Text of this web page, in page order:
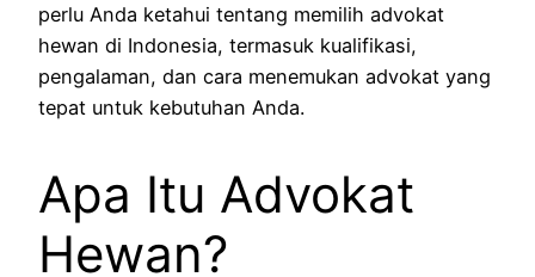
perlu Anda ketahui tentang memilih advokat
hewan di Indonesia, termasuk kualifikasi,
pengalaman, dan cara menemukan advokat yang
tepat untuk kebutuhan Anda.
Apa Itu Advokat
Hewan?